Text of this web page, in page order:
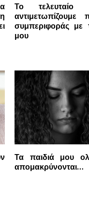
Το τελευταίο
αντιμετωπίζουμε
συμπεριφοράς με
μου
Τα παιδιά μου
απομακρύνονται…